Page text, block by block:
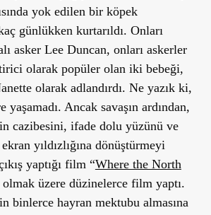
yok edilen bir köpek
günlükken kurtarıldı. Onları
asker Lee Duncan, onları askerler
olarak popüler olan iki bebeği,
olarak adlandırdı. Ne yazık ki,
yaşamadı. Ancak savaşın ardından,
cazibesini, ifade dolu yüzünü ve
yıldızlığına dönüştürmeyi
yaptığı film “Where the North
üzere düzinelerce film yaptı.
binlerce hayran mektubu almasına